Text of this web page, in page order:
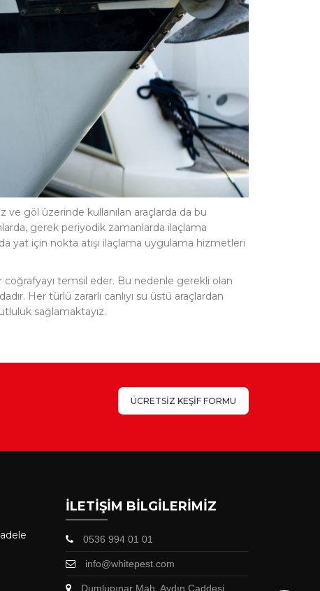
ve göl üzerinde kullanılan araçlarda da bu
gerek periyodik zamanlarda ilaçlama
yat için nokta atışı ilaçlama uygulama hizmetleri
coğrafyayı temsil eder. Bu nedenle gerekli olan
Her türlü zararlı canlıyı su üstü araçlardan
sağlamaktayız.
ÜCRETSİZ KEŞİF FORMU
İLETİŞİM BİLGİLERİMİZ
0536 994 01 01
info@whitepest.com
Dumlupınar Mah. Aydın Caddesi.